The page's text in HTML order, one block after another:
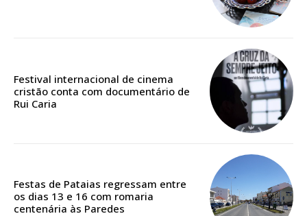
Edição em papel entregue à Quinta-feira em sua
Acesso aos conteúdos Exclusivos para
assinantes
Festival internacional de cinema
cristão conta com documentário de
Rui Caria
Festas de Pataias regressam entre
os dias 13 e 16 com romaria
centenária às Paredes